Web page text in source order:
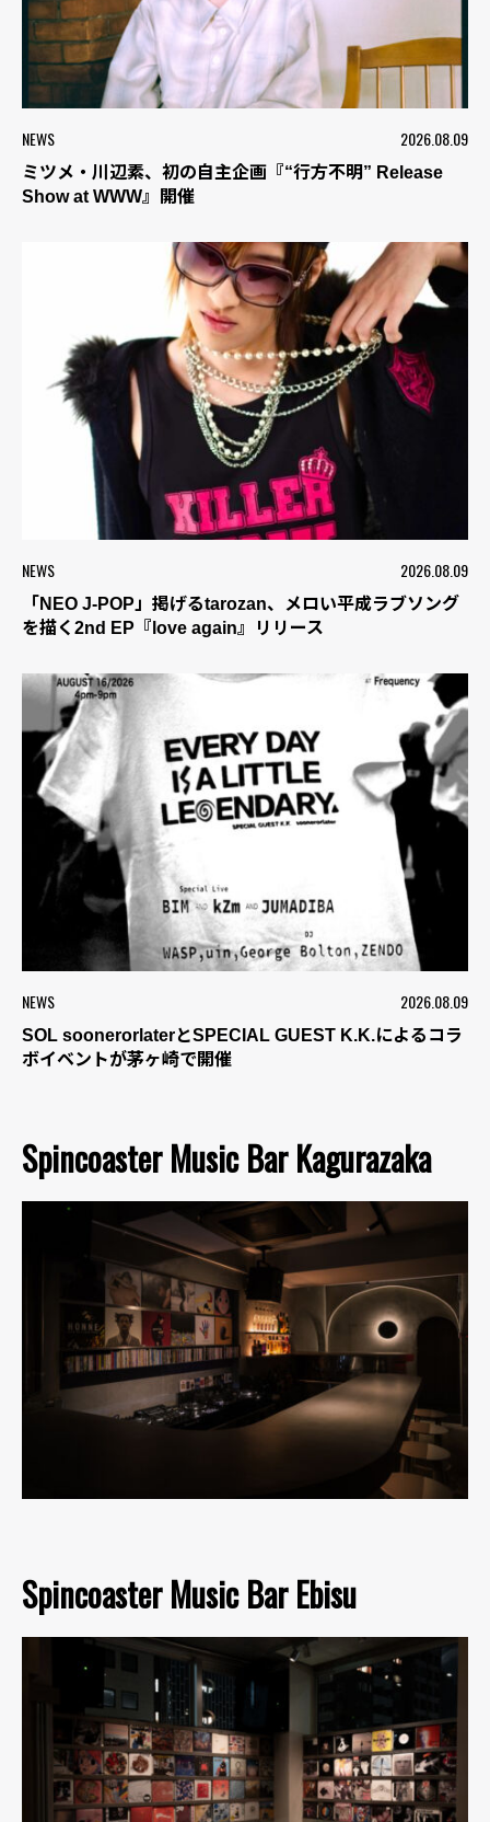
NEWS 2026.08.09
ミツメ・川辺素、初の自主企画『“行方不明” Release
Show at WWW』開催
NEWS 2026.08.09
「NEO J-POP」掲げるtarozan、メロい平成ラブソング
を描く2nd EP『love again』リリース
NEWS 2026.08.09
SOL soonerorlaterとSPECIAL GUEST K.K.によるコラ
ボイベントが茅ヶ崎で開催
Spincoaster Music Bar Kagurazaka
Spincoaster Music Bar Ebisu